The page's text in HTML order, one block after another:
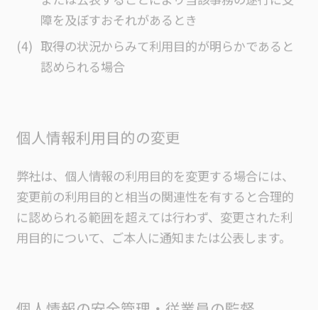
障を及ぼすおそれがあるとき
取得の状況からみて利用目的が明らかであると
認められる場合
個人情報利用目的の変更
弊社は、個人情報の利用目的を変更する場合には、
変更前の利用目的と相当の関連性を有すると合理的
に認められる範囲を超えては行わず、変更された利
用目的について、ご本人に通知または公表します。
個人情報の安全管理・従業員の監督